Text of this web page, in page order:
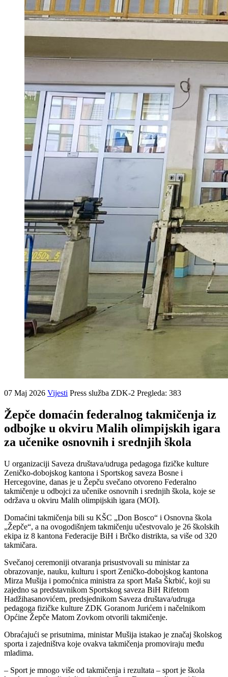
07 Maj 2026 Vijesti Press služba ZDK-2 Pregleda: 383
Žepče domaćin federalnog takmičenja iz
odbojke u okviru Malih olimpijskih igara
za učenike osnovnih i srednjih škola
U organizaciji Saveza društava/udruga pedagoga fizičke kulture
Zeničko-dobojskog kantona i Sportskog saveza Bosne i
Hercegovine, danas je u Žepču svečano otvoreno Federalno
takmičenje u odbojci za učenike osnovnih i srednjih škola, koje se
održava u okviru Malih olimpijskih igara (MOI).
Domaćini takmičenja bili su KŠC „Don Bosco“ i Osnovna škola
„Žepče“, a na ovogodišnjem takmičenju učestvovalo je 26 školskih
ekipa iz 8 kantona Federacije BiH i Brčko distrikta, sa više od 320
takmičara.
Svečanoj ceremoniji otvaranja prisustvovali su ministar za
obrazovanje, nauku, kulturu i sport Zeničko-dobojskog kantona
Mirza Mušija i pomoćnica ministra za sport Maša Škrbić, koji su
zajedno sa predstavnikom Sportskog saveza BiH Rifetom
Hadžihasanovićem, predsjednikom Saveza društava/udruga
pedagoga fizičke kulture ZDK Goranom Jurićem i načelnikom
Općine Žepče Matom Zovkom otvorili takmičenje.
Obraćajući se prisutnima, ministar Mušija istakao je značaj školskog
sporta i zajedništva koje ovakva takmičenja promoviraju među
mladima.
– Sport je mnogo više od takmičenja i rezultata – sport je škola